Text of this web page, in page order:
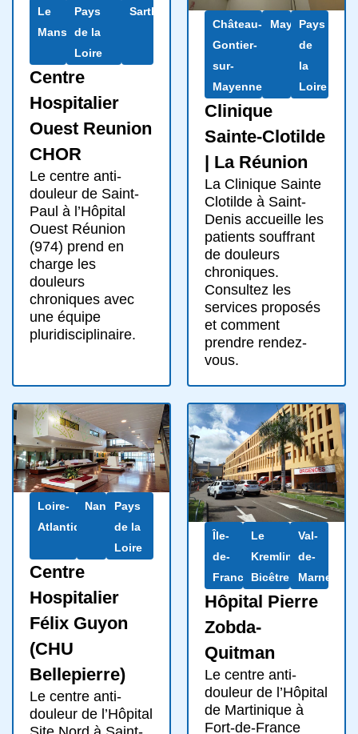
Le
Mans
Pays
de la
Loire
Sarthe
Centre
Hospitalier
Ouest Reunion
CHOR
Le centre anti-
douleur de Saint-
Paul à l’Hôpital
Ouest Réunion
(974) prend en
charge les
douleurs
chroniques avec
une équipe
pluridisciplinaire.
Château-
Gontier-
sur-
Mayenne
Mayenne
Pays
de
la
Loire
Clinique
Sainte-Clotilde
| La Réunion
La Clinique Sainte
Clotilde à Saint-
Denis accueille les
patients souffrant
de douleurs
chroniques.
Consultez les
services proposés
et comment
prendre rendez-
vous.
Loire-
Atlantique
NantesPays
de la
Loire
Centre
Hospitalier
Félix Guyon
(CHU
Bellepierre)
Le centre anti-
douleur de l’Hôpital
Île-
de-
France
Le
Kremlin-
Bicêtre
Val-
de-
Marne
Hôpital Pierre
Zobda-
Quitman
Le centre anti-
douleur de l’Hôpital
de Martinique à
Fort-de-France